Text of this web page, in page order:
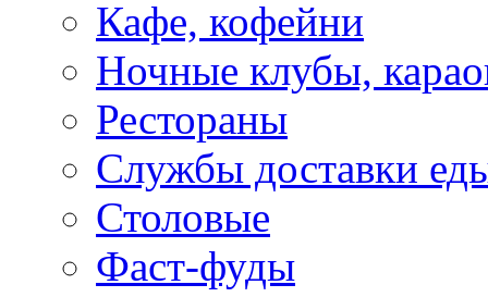
Кафе, кофейни
Ночные клубы,
Рестораны
Службы доставки
Столовые
Фаст-фуды